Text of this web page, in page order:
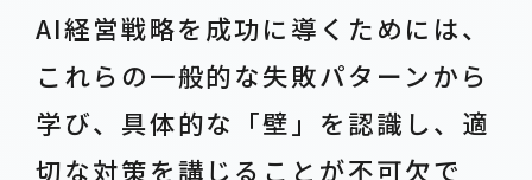
AI経営戦略を成功に導くためには、
これらの一般的な失敗パターンから
学び、具体的な「壁」を認識し、適
切な対策を講じることが不可欠で